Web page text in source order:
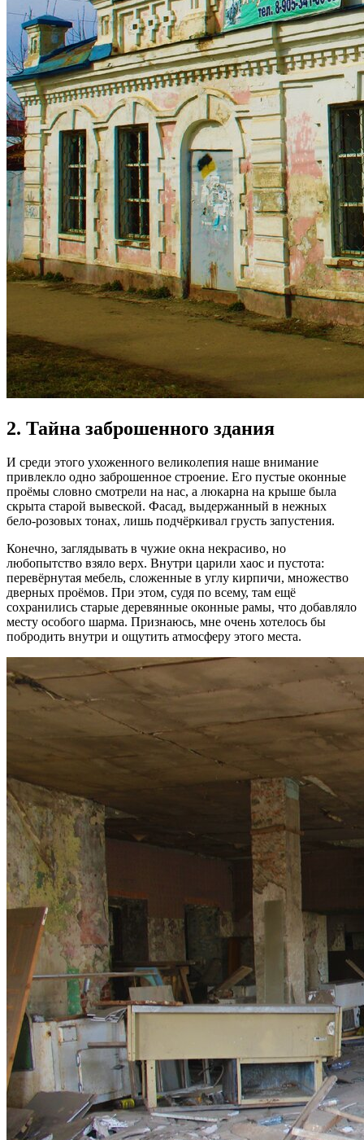
2. Тайна заброшенного здания
И среди этого ухоженного великолепия наше внимание
привлекло одно заброшенное строение. Его пустые оконные
проёмы словно смотрели на нас, а люкарна на крыше была
скрыта старой вывеской. Фасад, выдержанный в нежных
бело-розовых тонах, лишь подчёркивал грусть запустения.
Конечно, заглядывать в чужие окна некрасиво, но
любопытство взяло верх. Внутри царили хаос и пустота:
перевёрнутая мебель, сложенные в углу кирпичи, множество
дверных проёмов. При этом, судя по всему, там ещё
сохранились старые деревянные оконные рамы, что добавляло
месту особого шарма. Признаюсь, мне очень хотелось бы
побродить внутри и ощутить атмосферу этого места.